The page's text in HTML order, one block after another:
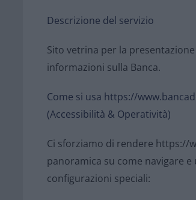
Descrizione del servizio
Sito vetrina per la
informazioni sulla Banca.
Come si usa https://
(Accessibilità & Operatività)
Ci sforziamo di rendere https://
panoramica su come navigare
configurazioni speciali: